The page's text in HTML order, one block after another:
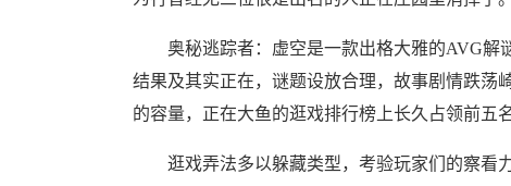
奥秘逃踪者：虚空是一款出格大雅的AVG解
结果及其实正在，谜题设放合理，故事剧情跌荡
的容量，正在大鱼的逛戏排行榜上长久占领前五
逛戏弄法多以躲藏类型，考验玩家们的察看